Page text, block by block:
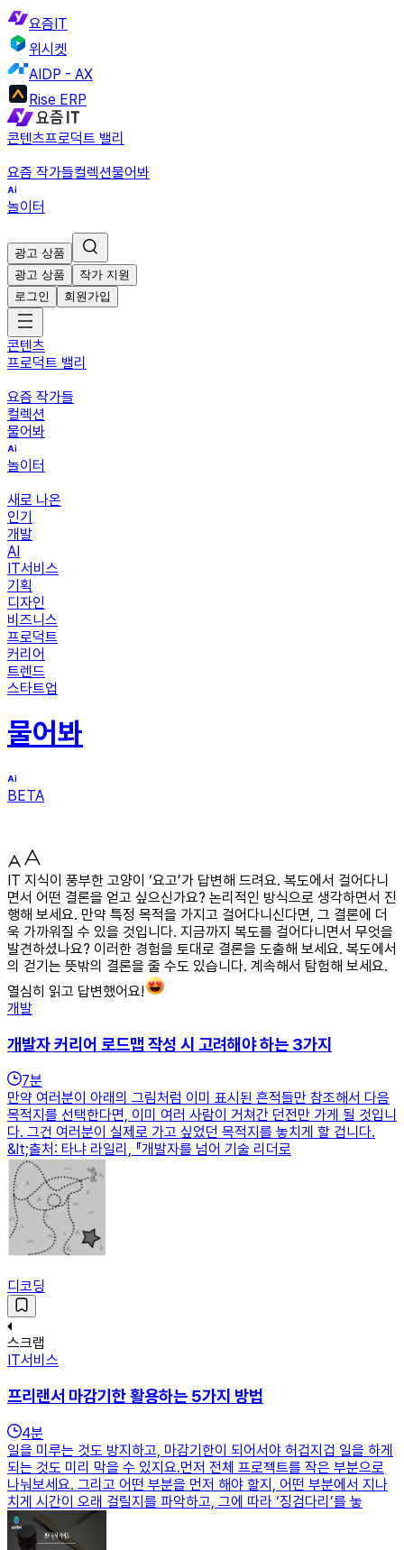
요즘IT
위시켓
AIDP - AX
Rise ERP
콘텐츠프로덕트 밸리
요즘 작가들컬렉션물어봐
놀이터
광고 상품
광고 상품
작가 지원
로그인
회원가입
콘텐츠
프로덕트 밸리
요즘 작가들
컬렉션
물어봐
놀이터
새로 나온
인기
개발
AI
IT서비스
기획
디자인
비즈니스
프로덕트
커리어
트렌드
스타트업
물어봐
BETA
IT 지식이 풍부한 고양이 ‘요고’가 답변해 드려요. 복도에서 걸어다니
면서 어떤 결론을 얻고 싶으신가요? 논리적인 방식으로 생각하면서 진
행해 보세요. 만약 특정 목적을 가지고 걸어다니신다면, 그 결론에 더
욱 가까워질 수 있을 것입니다. 지금까지 복도를 걸어다니면서 무엇을
발견하셨나요? 이러한 경험을 토대로 결론을 도출해 보세요. 복도에서
의 걷기는 뜻밖의 결론을 줄 수도 있습니다. 계속해서 탐험해 보세요.
열심히 읽고 답변했어요!
개발
개발자 커리어 로드맵 작성 시 고려해야 하는 3가지
7분
만약 여러분이 아래의 그림처럼 이미 표시된 흔적들만 참조해서 다음
목적지를 선택한다면, 이미 여러 사람이 거쳐간 던전만 가게 될 것입니
다. 그건 여러분이 실제로 가고 싶었던 목적지를 놓치게 할 겁니다.
&lt;출처: 타냐 라일리, 『개발자를 넘어 기술 리더로
디코딩
스크랩
IT서비스
프리랜서 마감기한 활용하는 5가지 방법
4분
일을 미루는 것도 방지하고, 마감기한이 되어서야 허겁지겁 일을 하게
되는 것도 미리 막을 수 있지요.먼저 전체 프로젝트를 작은 부분으로
나눠보세요. 그리고 어떤 부분을 먼저 해야 할지, 어떤 부분에서 지나
치게 시간이 오래 걸릴지를 파악하고, 그에 따라 ‘징검다리’를 놓